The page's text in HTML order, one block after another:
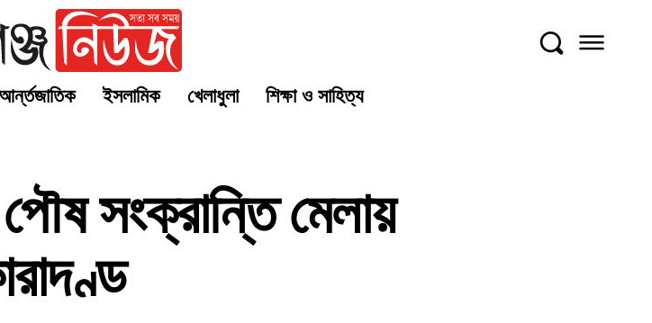
ইসলামিক খেলাধুলা শিক্ষা ও সাহিত্য
সংক্রান্তি মেলায়